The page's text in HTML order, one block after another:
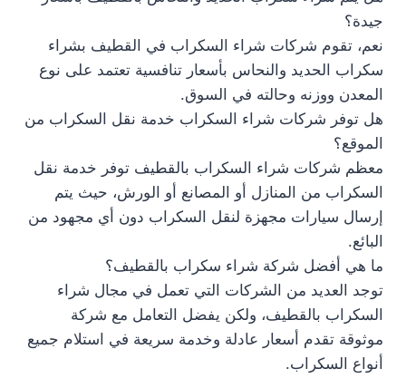
جيدة؟
نعم، تقوم شركات شراء السكراب في القطيف بشراء
سكراب الحديد والنحاس بأسعار تنافسية تعتمد على نوع
المعدن ووزنه وحالته في السوق.
هل توفر شركات شراء السكراب خدمة نقل السكراب من
الموقع؟
معظم شركات شراء السكراب بالقطيف توفر خدمة نقل
السكراب من المنازل أو المصانع أو الورش، حيث يتم
إرسال سيارات مجهزة لنقل السكراب دون أي مجهود من
البائع.
ما هي أفضل شركة شراء سكراب بالقطيف؟
توجد العديد من الشركات التي تعمل في مجال شراء
السكراب بالقطيف، ولكن يفضل التعامل مع شركة
موثوقة تقدم أسعار عادلة وخدمة سريعة في استلام جميع
أنواع السكراب.